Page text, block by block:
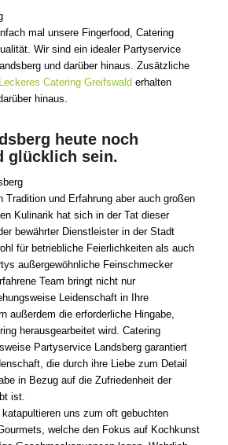
mal unsere Fingerfood, Catering
Wir sind ein idealer Partyservice
und darüber hinaus. Zusätzliche
Leckeres Catering Greifswald erhalten
hinaus.
heute noch
glücklich sein.
Tradition und Erfahrung aber auch großen
Kulinarik hat sich in der Tat dieser
bewährter Dienstleister in der Stadt
für betriebliche Feierlichkeiten als auch
außergewöhnliche Feinschmecker
Team bringt nicht nur
Leidenschaft in Ihre
außerdem die erforderliche Hingabe,
herausgearbeitet wird. Catering
Partyservice Landsberg garantiert
die durch ihre Liebe zum Detail
in Bezug auf die Zufriedenheit der
ist.
uns zum oft gebuchten
welche den Fokus auf Kochkunst